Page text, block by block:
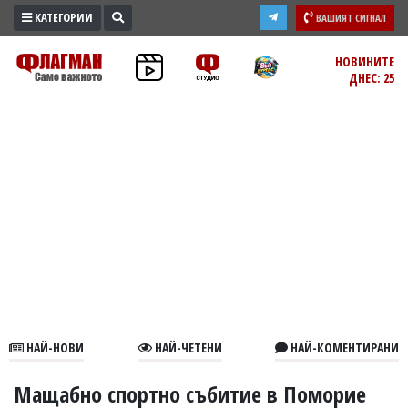
ПРОМО
ЗОНА
В
КАТЕГОРИИ ВАШИЯТ СИГНАЛ
НОВИНИТЕ
ДНЕС: 25
НАЙ-НОВИ НАЙ-ЧЕТЕНИ НАЙ-КОМЕНТИРАНИ
Мащабно спортно събитие в Поморие